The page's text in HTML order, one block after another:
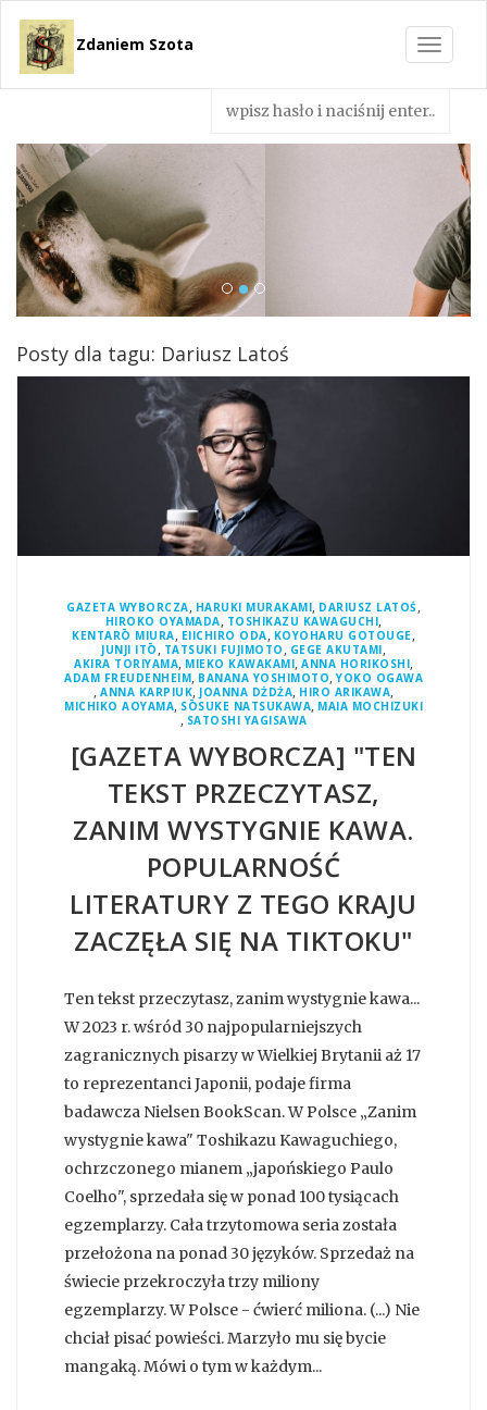
Toggle
Zdaniem Szota
Posty dla tagu: Dariusz Latoś
GAZETA WYBORCZA, HARUKI MURAKAMI, DARIUSZ LATOŚ,
HIROKO OYAMADA, TOSHIKAZU KAWAGUCHI,
KENTARŌ MIURA, EIICHIRO ODA, KOYOHARU GOTOUGE,
JUNJI ITŌ, TATSUKI FUJIMOTO, GEGE AKUTAMI,
AKIRA TORIYAMA, MIEKO KAWAKAMI, ANNA HORIKOSHI,
ADAM FREUDENHEIM, BANANA YOSHIMOTO,YOKO OGAWA
, ANNA KARPIUK, JOANNA DŻDŻA, HIRO ARIKAWA,
MICHIKO AOYAMA, SŌSUKE NATSUKAWA, MAIA MOCHIZUKI
, SATOSHI YAGISAWA
[GAZETA WYBORCZA] "TEN
TEKST PRZECZYTASZ,
ZANIM WYSTYGNIE KAWA.
POPULARNOŚĆ
LITERATURY Z TEGO KRAJU
ZACZĘŁA SIĘ NA TIKTOKU"
Ten tekst przeczytasz, zanim wystygnie kawa...
W 2023 r. wśród 30 najpopularniejszych
zagranicznych pisarzy w Wielkiej Brytanii aż 17
to reprezentanci Japonii, podaje firma
badawcza Nielsen BookScan. W Polsce „Zanim
wystygnie kawa" Toshikazu Kawaguchiego,
ochrzczonego mianem „japońskiego Paulo
Coelho", sprzedała się w ponad 100 tysiącach
egzemplarzy. Cała trzytomowa seria została
przełożona na ponad 30 języków. Sprzedaż na
świecie przekroczyła trzy miliony
egzemplarzy. W Polsce - ćwierć miliona. (...) Nie
chciał pisać powieści. Marzyło mu się bycie
mangaką. Mówi o tym w każdym...